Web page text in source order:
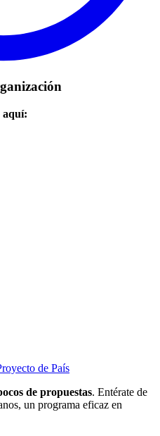
aquí:
de País
de propuestas. Entérate de
un programa eficaz en